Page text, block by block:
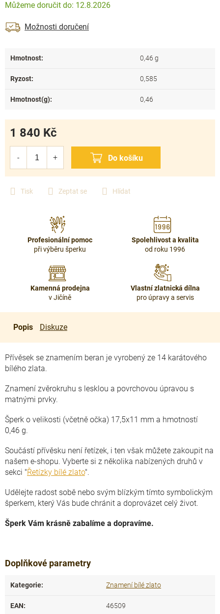
Tisk Zeptat se Hlídat
12.8.2026
Možnosti doručení
1 840 Kč
Hmotnost: 0,46 g
Ryzost: 0,585
Hmotnost(g): 0,46
Profesionální pomoc
při výběru šperku
Spolehlivost a kvalita
od roku 1996
Kamenná prodejna
v Jičíně
Vlastní zlatnická dílna
pro úpravy a servis
Popis Diskuze
Přívěsek se znamením beran je vyrobený ze 14 karátového
bílého zlata.
Znamení zvěrokruhu s lesklou a povrchovou úpravou s
matnými prvky.
Šperk o velikosti (včetně očka) 17,5x11 mm a hmotností
0,46 g.
Součástí přívěsku není řetízek, i ten však můžete zakoupit na
našem e-shopu. Vyberte si z několika nabízených druhů v
sekci "Řetízky bílé zlato".
Udělejte radost sobě nebo svým blízkým tímto symbolickým
šperkem, který Vás bude chránit a doprovázet celý život.
Šperk Vám krásně zabalíme a dopravíme.
Doplňkové parametry
Kategorie: Znamení bílé zlato
EAN: 46509